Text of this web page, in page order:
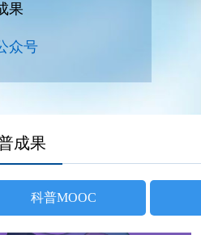
果
众号
成果
科普MOOC